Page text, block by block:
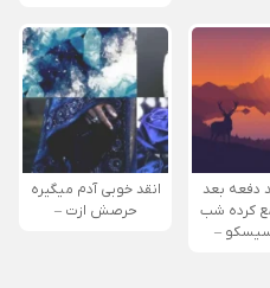
دفعه بعد
کرده شب
–
انقد خوبی آدم میگیره
حرصش ازت –